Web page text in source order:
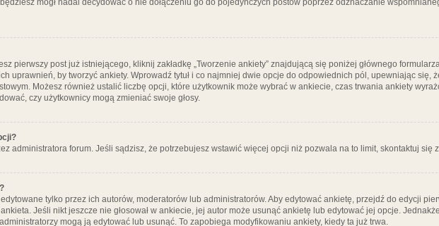
mógł nadal decydować o nie dołączeniu go do pojedynczych postów poprzez odznaczanie
pierwszy post już istniejącego, kliknij zakładkę „Tworzenie ankiety” znajdującą się poniżej głównego
uprawnień, by tworzyć ankiety. Wprowadź tytuł i co najmniej dwie opcje do odpowiednich pól, upewniając się,
Możesz również ustalić liczbę opcji, które użytkownik może wybrać w ankiecie, czas trwania ankiety
czy użytkownicy mogą zmieniać swoje głosy.
administratora forum. Jeśli sądzisz, że potrzebujesz wstawić więcej opcji niż pozwala na to limit, skontaktuj się
tylko przez ich autorów, moderatorów lub administratorów. Aby edytować ankietę, przejdź do edycji
Jeśli nikt jeszcze nie głosował w ankiecie, jej autor może usunąć ankietę lub edytować jej opcje.
mogą ją edytować lub usunąć. To zapobiega modyfikowaniu ankiety, kiedy ta już trwa.